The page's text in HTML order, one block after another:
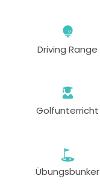
Driving Range
Golfunterricht
Übungsbunker